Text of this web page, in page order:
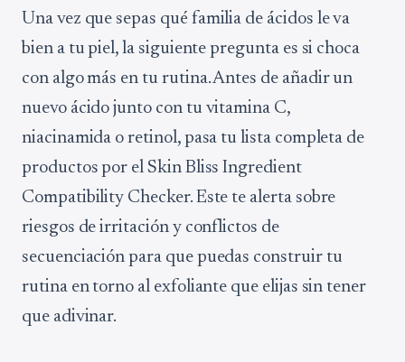
Una vez que sepas qué familia de ácidos le va
bien a tu piel, la siguiente pregunta es si choca
con algo más en tu rutina. Antes de añadir un
nuevo ácido junto con tu vitamina C,
niacinamida o retinol, pasa tu lista completa de
productos por el Skin Bliss Ingredient
Compatibility Checker. Este te alerta sobre
riesgos de irritación y conflictos de
secuenciación para que puedas construir tu
rutina en torno al exfoliante que elijas sin tener
que adivinar.